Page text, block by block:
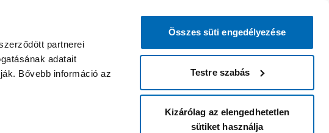
partnerei
adatait
Bővebb információ az
Összes süti engedélyezése
Testre szabás
Kizárólag az elengedhetetlen
sütiket használja